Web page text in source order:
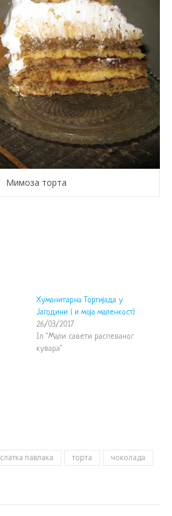
Мимоза торта
Хуманитарна Тортијада у
Јагодини ( и моја маленкост)
26/03/2017
In "Мали савети распеваног
кувара"
слатка павлака торта чоколада